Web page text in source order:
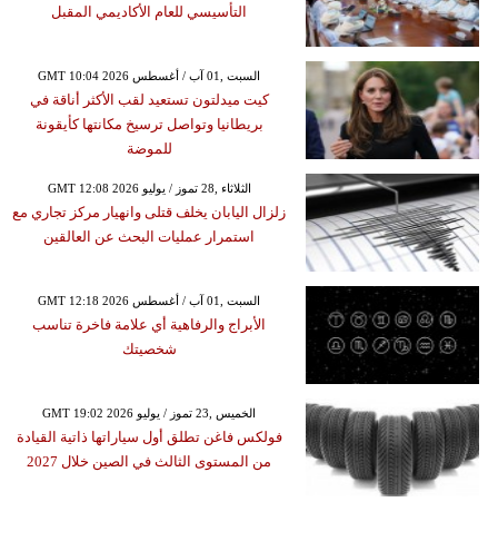
التأسيسي للعام الأكاديمي المقبل
GMT 10:04 2026 السبت ,01 آب / أغسطس
كيت ميدلتون تستعيد لقب الأكثر أناقة في
بريطانيا وتواصل ترسيخ مكانتها كأيقونة
للموضة
GMT 12:08 2026 الثلاثاء ,28 تموز / يوليو
زلزال اليابان يخلف قتلى وانهيار مركز تجاري مع
استمرار عمليات البحث عن العالقين
GMT 12:18 2026 السبت ,01 آب / أغسطس
الأبراج والرفاهية أي علامة فاخرة تناسب
شخصيتك
GMT 19:02 2026 الخميس ,23 تموز / يوليو
فولكس فاغن تطلق أول سياراتها ذاتية القيادة
من المستوى الثالث في الصين خلال 2027